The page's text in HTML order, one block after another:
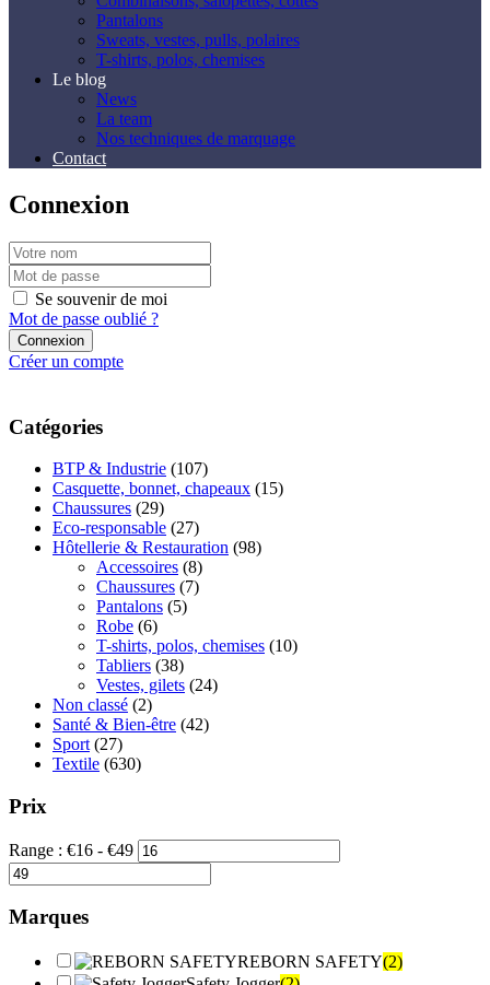
Pantalons
Sweats, vestes, pulls, polaires
T-shirts, polos, chemises
Le blog
News
La team
Nos techniques de marquage
Contact
Connexion
Se souvenir de moi
Mot de passe oublié ?
Créer un compte
Catégories
BTP & Industrie (107)
Casquette, bonnet, chapeaux (15)
Chaussures (29)
Eco-responsable (27)
Hôtellerie & Restauration (98)
Accessoires (8)
Chaussures (7)
Pantalons (5)
Robe (6)
T-shirts, polos, chemises (10)
Tabliers (38)
Vestes, gilets (24)
Non classé (2)
Santé & Bien-être (42)
Sport (27)
Textile (630)
Prix
Range : €16 - €49
Marques
REBORN SAFETY(2)